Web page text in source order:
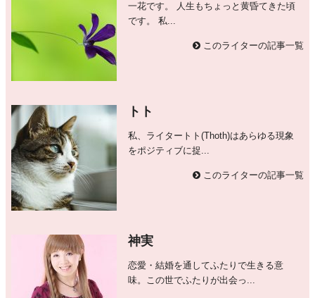
一花です。 人生もちょっと黄昏てきた頃
です。 私...
このライターの記事一覧
トト
私、ライタートト(Thoth)はあらゆる現象
をポジティブに捉...
このライターの記事一覧
神実
恋愛・結婚を通してふたりで生きる意
味。この世でふたりが出会っ...